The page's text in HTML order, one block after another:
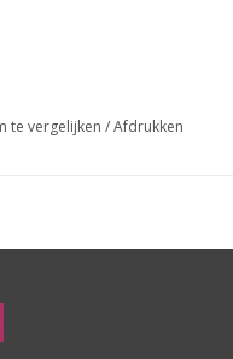
te vergelijken /Afdrukken